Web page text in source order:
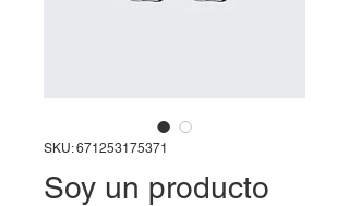
SKU: 671253175371
Soy un producto